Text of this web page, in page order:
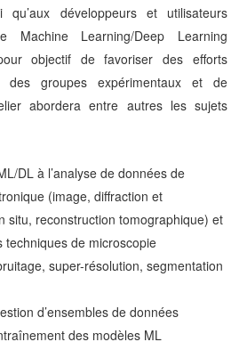
qu’aux développeurs et utilisateurs
Machine Learning/Deep Learning
objectif de favoriser des efforts
des groupes expérimentaux et de
abordera entre autres les sujets
DL à l’analyse de données de
(image, diffraction et
situ, reconstruction tomographique) et
techniques de microscopie
super-résolution, segmentation
d’ensembles de données
des modèles ML